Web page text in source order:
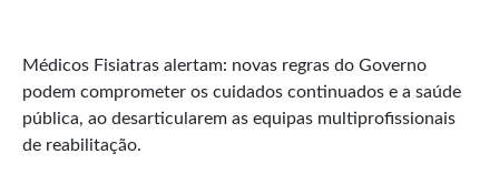
Médicos Fisiatras alertam: novas regras do Governo
podem comprometer os cuidados continuados e a saúde
pública, ao desarticularem as equipas multiprofissionais
de reabilitação.